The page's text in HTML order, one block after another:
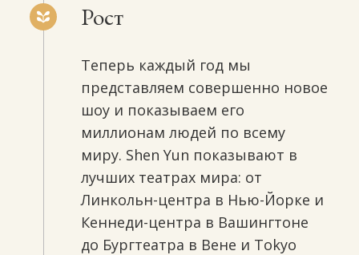
Рост
Теперь каждый год мы
представляем совершенно новое
шоу и показываем его
миллионам людей по всему
миру. Shen Yun показывают в
лучших театрах мира: от
Линкольн-центра в Нью-Йорке и
Кеннеди-центра в Вашингтоне
до Бургтеатра в Вене и Tokyo